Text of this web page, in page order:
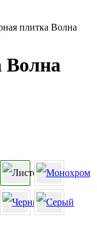
плитка Волна
Волна